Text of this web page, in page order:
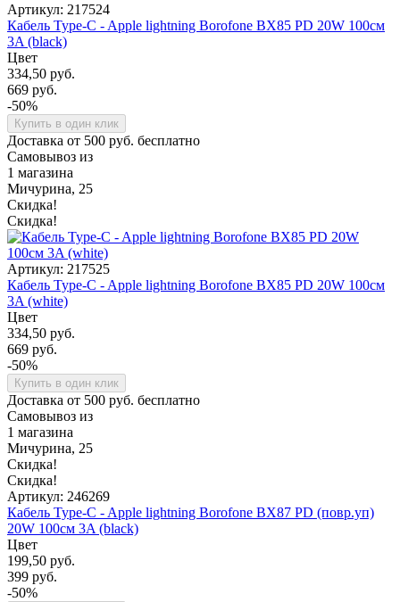
Артикул: 217524
Кабель Type-C - Apple lightning Borofone BX85 PD 20W 100см
3A (black)
Цвет
334,50 руб.
669 руб.
-50%
Купить в один клик
Доставка от 500 руб. бесплатно
Самовывоз из
1 магазина
Мичурина, 25
Скидка!
Скидка!
Артикул: 217525
Кабель Type-C - Apple lightning Borofone BX85 PD 20W 100см
3A (white)
Цвет
334,50 руб.
669 руб.
-50%
Купить в один клик
Доставка от 500 руб. бесплатно
Самовывоз из
1 магазина
Мичурина, 25
Скидка!
Скидка!
Артикул: 246269
Кабель Type-C - Apple lightning Borofone BX87 PD (повр.уп)
20W 100см 3A (black)
Цвет
199,50 руб.
399 руб.
-50%